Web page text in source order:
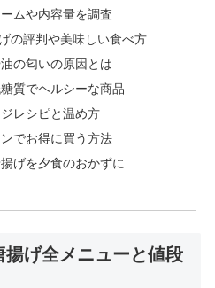
ムや内容量を調査
の評判や美味しい食べ方
の匂いの原因とは
質でヘルシーな商品
レシピと温め方
でお得に買う方法
げを夕食のおかずに
げ全メニューと値段